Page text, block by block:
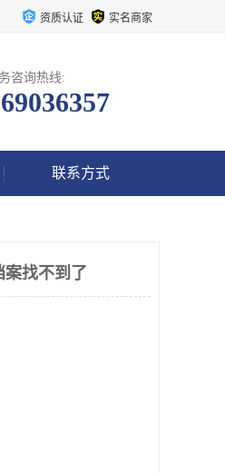
资质认证 实名商家
咨询热线:
联系方式
找不到了